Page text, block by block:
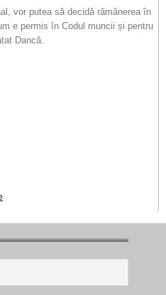
vor putea să decidă rămânerea în
e permis în Codul muncii și pentru
Dancă.